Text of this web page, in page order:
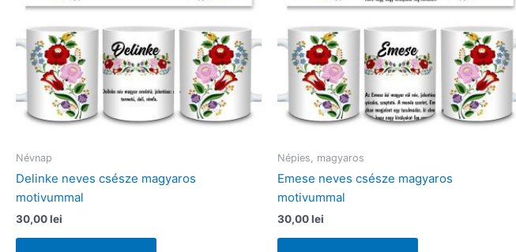
Névnap
Delinke neves csésze magyaros
motivummal
30,00lei
Népies, magyaros
Emese neves csésze magyaros
motivummal
30,00lei